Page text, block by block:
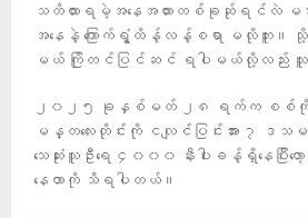
သတိထားရမဲ့အနေအထားတစ်ခုဆ်ုရင်လဲ မမှ
အနေနဲ့ ကြောက်ရွံ့ထိန့်လန့်စရာ မလိုဘူး။ သို့
မယ် ကြိုတင်ပြင်ဆင် ရပါမယ်လို့လည်း သူ က
၂၀၂၅ ခုနှစ်မတ် ၂၈ ရက်က စစ်ကို
မန္တလေးတိုင်းကို ငလျင်ပြင်းအား ၇ ဒသ
သေဆုံးသူဦးရေ ၄၀၀၀ နီးပါးခန့်ရှိနေပြီးတော့ ပ
နေတာကို သိရပါတယ်။